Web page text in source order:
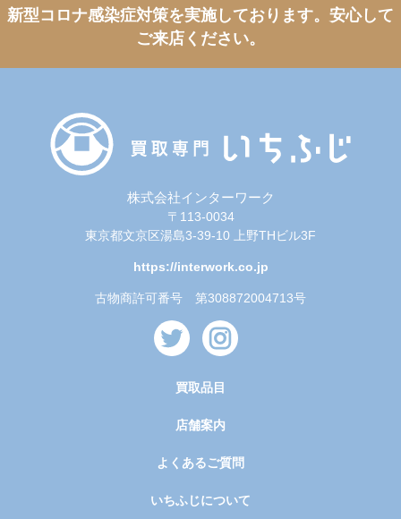
新型コロナ感染症対策を実施しております。 安心して
ご来店ください。
株式会社インターワーク
〒113-0034
東京都文京区湯島3-39-10 上野THビル3F
https://interwork.co.jp
古物商許可番号 第308872004713号
買取品目
店舗案内
よくあるご質問
いちふじについて